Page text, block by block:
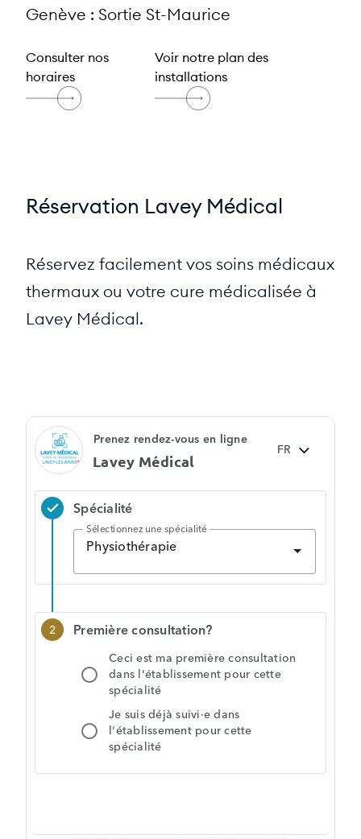
Genève : Sortie St-Maurice
Consulter nos
horaires
Voir notre plan des
installations
Réservation Lavey Médical
Réservez facilement vos soins médicaux
thermaux ou votre cure médicalisée à
Lavey Médical.